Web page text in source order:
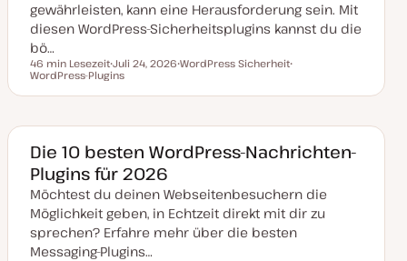
i
e
gewährleisten, kann eine Herausforderung sein. Mit
diesen WordPress-Sicherheitsplugins kannst du die
bö…
Lesezeit
46 min Lesezeit
D
t
m
k
t
u
a
l
s
i
e
r
Juli 24, 2026
e
a
WordPress Sicherheit
e
a
WordPress-Plugins
Die 10 besten WordPress-Nachrichten-
Plugins für 2026
Möchtest du deinen Webseitenbesuchern die
Möglichkeit geben, in Echtzeit direkt mit dir zu
sprechen? Erfahre mehr über die besten
Messaging-Plugins…